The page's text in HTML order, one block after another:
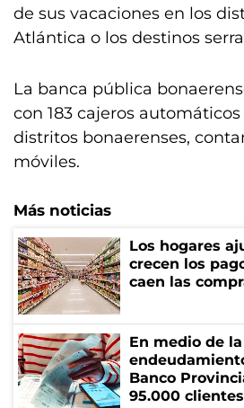
de sus vacaciones en los
Atlántica o los destinos
La banca pública
con 183 cajeros
distritos bonaerenses,
móviles.
Más noticias
Los hogares
crecen los
caen las
En medio de
Banco
95.000 clientes